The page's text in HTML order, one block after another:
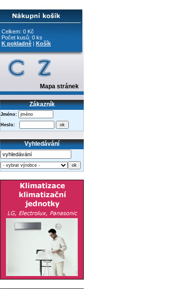
Celkem: 0 Kč
Počet kusů: 0 ks
K pokladně | Košík
Mapa stránek
Zákazník
Jméno:
Heslo:
Vyhledávání